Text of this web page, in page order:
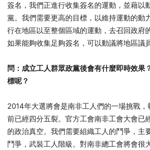
簽名，我們正進行收集簽名的運動，並藉以
黨。我們需要更高的目標，以維持運動的動
行在地區以至整個區域的運動，去召回政府
如果能夠收集足夠簽名，可以動議將地區議
問：成立工人群眾政黨後會有什麼即時效果
標呢？
2014年大選將會是南非工人們的一場挑戰
前已經四分五裂。官方工會南非工會大會已
的政治真空。我們需要組織工人的鬥爭，主
鬥爭，武裝工人階級。對南非總工會將會很